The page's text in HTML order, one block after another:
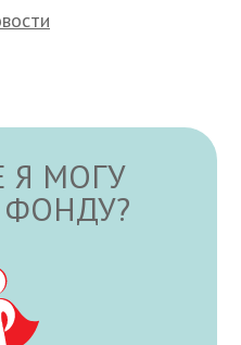
Я МОГУ